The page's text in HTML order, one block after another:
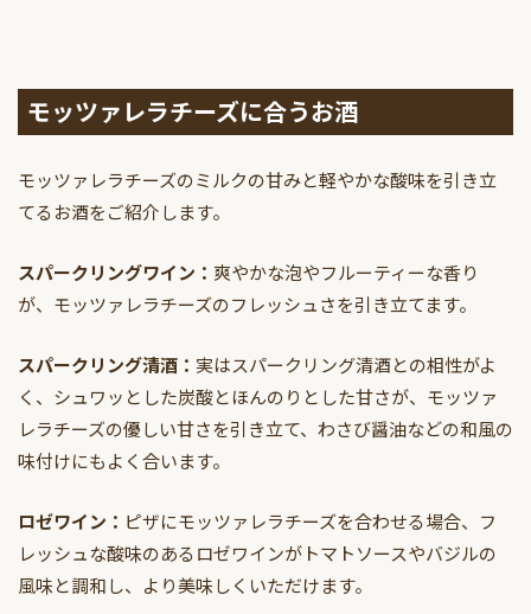
モッツァレラチーズに合うお酒
モッツァレラチーズのミルクの甘みと軽やかな酸味を引き立
てるお酒をご紹介します。
スパークリングワイン： 爽やかな泡やフルーティーな香り
が、モッツァレラチーズのフレッシュさを引き立てます。
スパークリング清酒： 実はスパークリング清酒との相性がよ
く、シュワッとした炭酸とほんのりとした甘さが、モッツァ
レラチーズの優しい甘さを引き立て、わさび醤油などの和風の
味付けにもよく合います。
ロゼワイン： ピザにモッツァレラチーズを合わせる場合、フ
レッシュな酸味のあるロゼワインがトマトソースやバジルの
風味と調和し、より美味しくいただけます。